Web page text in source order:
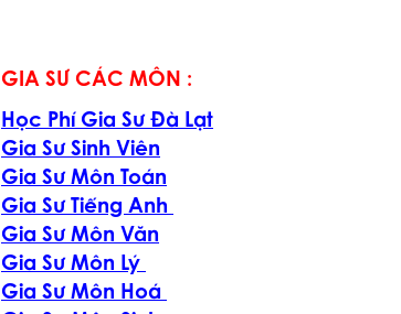
GIA SƯ CÁC MÔN :
Học Phí Gia Sư Đà Lạt
Gia Sư Sinh Viên
Gia Sư Môn Toán
Gia Sư Tiếng Anh
Gia Sư Môn Văn
Gia Sư Môn Lý
Gia Sư Môn Hoá